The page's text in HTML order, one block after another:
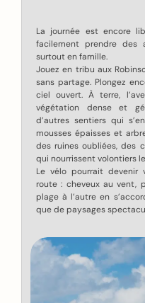
La journée est encore
facilement prendre des
surtout en famille.
Jouez en tribu aux
sans partage. Plongez
ciel ouvert. À terre,
végétation dense et
d’autres sentiers qui
mousses épaisses et
des ruines oubliées, des
qui nourrissent volontiers
Le vélo pourrait devenir
route : cheveux au vent,
plage à l’autre en
que de paysages